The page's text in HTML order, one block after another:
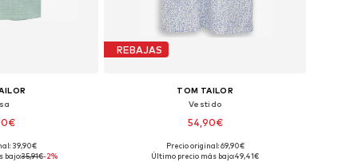
XS, S, M, L
39,90€
bajo:35,91€-2%
REBAJAS
TOM TAILOR
Vestido
54,90€
Tallas disponibles: 38, 40, 42, 46
Precio original: 69,90€
Último precio más bajo:49,41€